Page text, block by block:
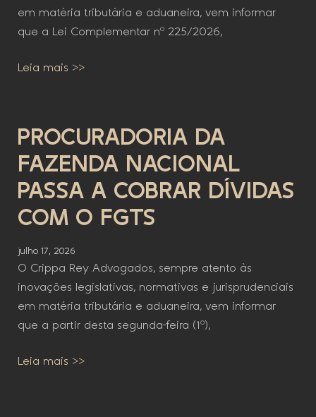
em matéria tributária e aduaneira, vem informar
que a Lei Complementar nº 225/2026,
Leia mais >>
PROCURADORIA DA
FAZENDA NACIONAL
PASSA A COBRAR DÍVIDAS
COM O FGTS
julho 17, 2026
O Crippa Rey Advogados, sempre atento às
inovações legislativas, normativas e jurisprudenciais
em matéria tributária e aduaneira, vem informar
que a partir desta segunda-feira (1º),
Leia mais >>